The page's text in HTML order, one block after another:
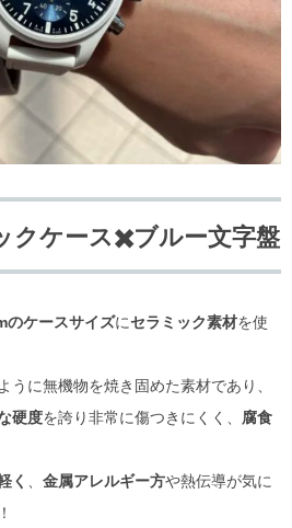
クケース✖️ブルー文字盤
のケースサイズにセラミック素材を使
うに無機物を焼き固めた素材であり、
硬度を誇り非常に傷つきにくく、 腐食
く 金属アレルギー方や熱伝導が気に